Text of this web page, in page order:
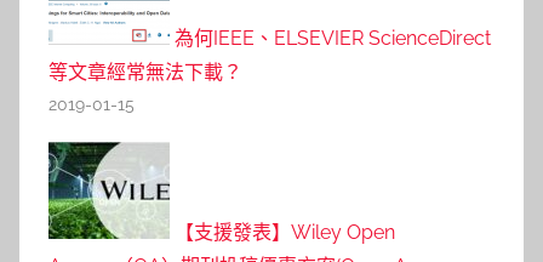
為何IEEE、ELSEVIER ScienceDirect
等文章經常無法下載？
2019-01-15
【支援發表】Wiley Open